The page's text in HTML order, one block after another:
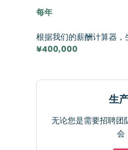
每年
根据我们的薪酬计算器
¥400,000
生
无论您是需要招聘团
会